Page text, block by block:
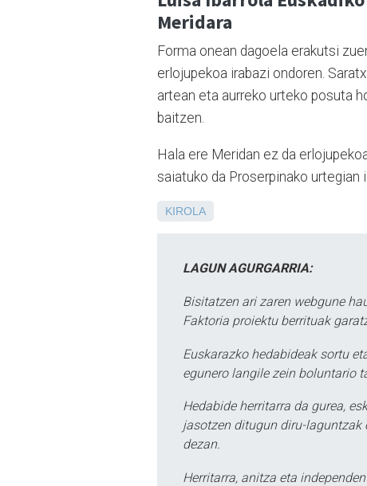
Meridara
Forma onean dagoela erakutsi
erlojupekoa irabazi ondoren.
artean eta aurreko urteko posuta
baitzen.
Hala ere Meridan ez da
saiatuko da Proserpinako urtegian
KIROLA
LAGUN AGURGARRIA:
Bisitatzen ari zaren webgune
Faktoria proiektu berrituak
Euskarazko hedabideak sortu
egunero langile zein boluntario
Hedabide herritarra da gurea,
jasotzen ditugun diru-laguntzak
dezan.
Herritarra, anitza eta